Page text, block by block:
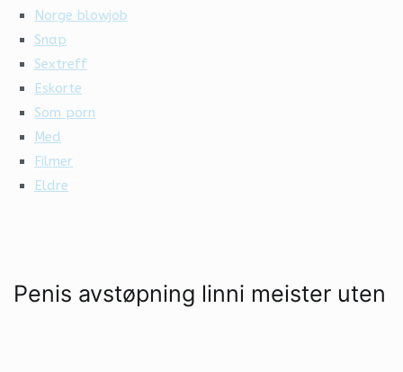
Norge blowjob
Snap
Sextreff
Eskorte
Som porn
Med
Filmer
Eldre
Penis avstøpning linni meister uten